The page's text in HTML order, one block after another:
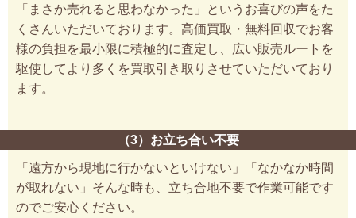
「まさか売れると思わなかった」というお喜びの声をた
くさんいただいております。高価買取・無料回収でお客
様の負担を最小限に積極的に査定し、広い販売ルートを
駆使してより多くを買取引き取りさせていただいており
ます。
（3）お立ち合い不要
「遠方から現地に行かないといけない」「なかなか時間
が取れない」そんな時も、立ち合地不要で作業可能です
のでご安心ください。